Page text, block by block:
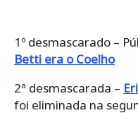
1º desmascarado –
Betti era o Coelho
2ª desmascarada –
foi eliminada na